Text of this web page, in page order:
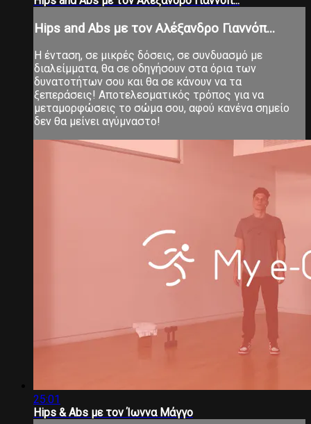
Hips and Abs με τον Αλέξανδρο Γιαννόπ...
Η ένταση, σε μικρές δόσεις, σε συνδυασμό με
διαλείμματα, θα σε οδηγήσουν στα όρια των
δυνατοτήτων σου και θα σε κάνουν να τα
ξεπεράσεις! Αποτελεσματικός τρόπος για να
μεταμορφώσεις το σώμα σου, αφού κανένα σημείο
δεν θα μείνει αγύμναστο!
25:01
Hips & Abs με τον Ίωννα Μάγγο